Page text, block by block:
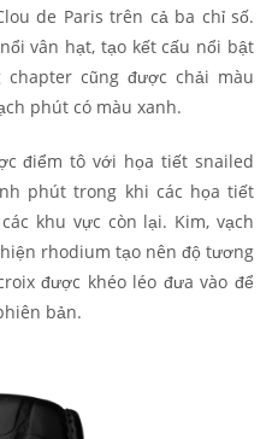
de Paris trên cả ba chỉ số.
vân hạt, tạo kết cấu nổi bật
cũng được chải màu
phút có màu xanh.
điểm tô với họa tiết snailed
phút trong khi các họa tiết
khu vực còn lại. Kim, vạch
rhodium tạo nên độ tương
được khéo léo đưa vào để
bản.